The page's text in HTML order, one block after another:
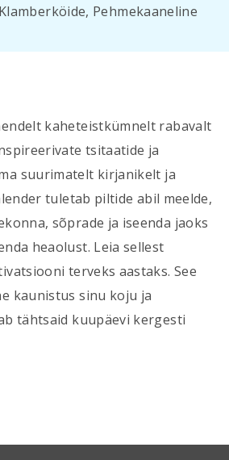
Klamberköide, Pehmekaaneline
kaheteistkümnelt rabavalt
tsitaatide ja
suurimatelt kirjanikelt ja
tuletab piltide abil meelde,
sõprade ja iseenda jaoks
heaolust. Leia sellest
terveks aastaks. See
kaunistus sinu koju ja
tähtsaid kuupäevi kergesti